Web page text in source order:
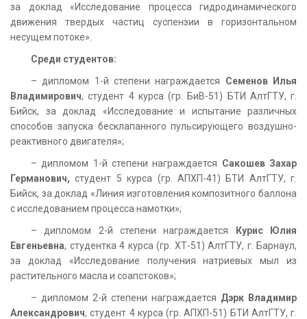
за доклад «Исследование процесса гидродинамического
движения твердых частиц суспензии в горизонтальном
несущем потоке».
Среди студентов:
– дипломом 1-й степени награждается Семенов Илья
Владимирович, студент 4 курса (гр. БиВ-51) БТИ АлтГТУ, г.
Бийск, за доклад «Исследование и испытание различных
способов запуска бесклапанного пульсирующего воздушно-
реактивного двигателя»;
– дипломом 1-й степени награждается Сакошев Захар
Германович,студент 5 курса (гр. АПХП-41) БТИ АлтГТУ, г.
Бийск, за доклад «Линия изготовления композитного баллона
с исследованием процесса намотки»;
– дипломом 2-й степени награждается
Курис Юлия
Евгеньевна, студентка 4 курса (гр. ХТ-51) АлтГТУ, г. Барнаул,
за доклад «Исследование получения натриевых мыл из
растительного масла и соапстоков»;
– дипломом 2-й степени награждается Дэрк Владимир
Александрович, студент 4 курса (гр. АПХП-51) БТИ АлтГТУ, г.